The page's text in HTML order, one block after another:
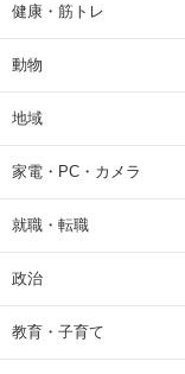
健康・筋トレ
動物
地域
家電・PC・カメラ
就職・転職
政治
教育・子育て